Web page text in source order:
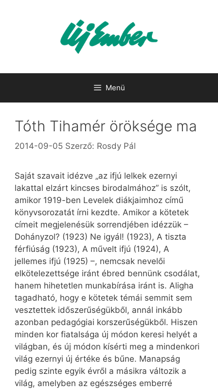
Menü
Tóth Tihamér öröksége ma
2014-09-05 Szerző: Rosdy Pál
Saját szavait idézve „az ifjú lelkek ezernyi
lakattal elzárt kincses birodalmához” is szólt,
amikor 1919-ben Levelek diákjaimhoz című
könyvsorozatát írni kezdte. Amikor a kötetek
címeit megjelenésük sorrendjében idézzük –
Dohányzol? (1923) Ne igyál! (1923), A tiszta
férfiúság (1923), A művelt ifjú (1924), A
jellemes ifjú (1925) –, nemcsak nevelői
elkötelezettsége iránt ébred bennünk csodálat,
hanem hihetetlen munkabírása iránt is. Aligha
tagadható, hogy e kötetek témái semmit sem
vesztettek időszerűségükből, annál inkább
azonban pedagógiai korszerűségükből. Hiszen
minden kor fiatalsága új módon keresi helyét a
világban, és új módon kísérti meg a mindenkori
világ ezernyi új értéke és bűne. Manapság
pedig szinte egyik évről a másikra változik a
világ, amelyben az egészséges emberré